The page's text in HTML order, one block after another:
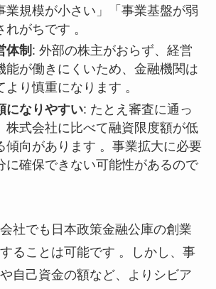
業規模が小さい」「事業基盤が弱
れがちです 。
体制 : 外部の株主がおらず、経営
能が働きにくいため、金融機関は
より慎重になります 。
になりやすい: たとえ審査に通っ
株式会社に比べて融資限度額が低
傾向があります 。事業拡大に必要
に確保できない可能性があるので
社でも日本政策金融公庫の創業
ることは可能です 。しかし、事
自己資金の額など、よりシビア